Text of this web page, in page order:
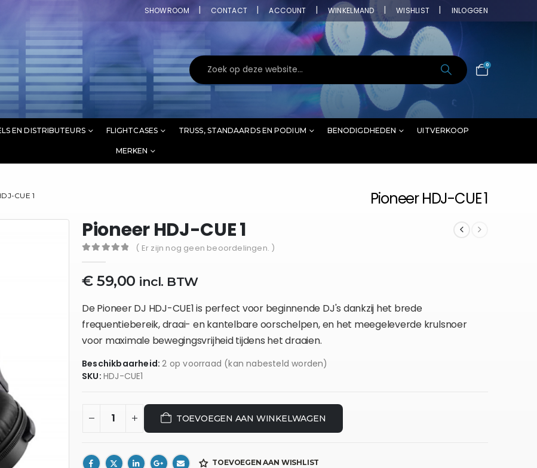
SHOWROOM CONTACT ACCOUNT WINKELMAND WISHLIST INLOGGEN
0
EN DISTRIBUTEURS FLIGHTCASES TRUSS, STANDAARDS EN PODIUM BENODIGDHEDEN UITVERKOOP
MERKEN
Pioneer HDJ-CUE 1
CUE 1
Pioneer HDJ-CUE 1
( Er zijn nog geen beoordelingen. )
€59,00 incl. BTW
De Pioneer DJ HDJ-CUE1 is perfect voor beginnende DJ's dankzij het brede
frequentiebereik, draai- en kantelbare oorschelpen, en het meegeleverde krulsnoer
voor maximale bewegingsvrijheid tijdens het draaien.
Beschikbaarheid:2 op voorraad (kan nabesteld worden)
SKU: HDJ-CUE1
TOEVOEGEN AAN WINKELWAGEN
TOEVOEGEN AAN WISHLIST